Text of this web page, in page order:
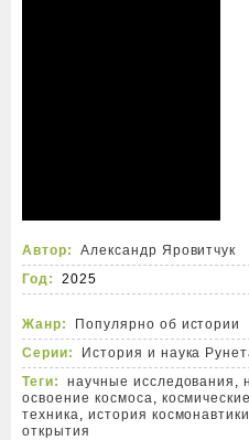
Автор:
Александр Яровитчук
Год:
2025
Жанр:
Популярно об истории
Серии:
История и наука
Теги:
научные исследования ,
освоение космоса,
техника, история космонавтики
открытия